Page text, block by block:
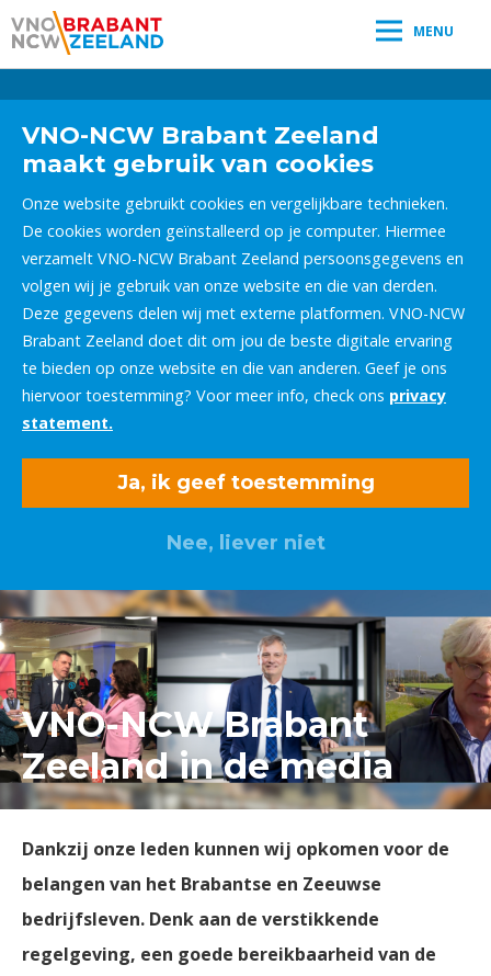
MENU
VNO-NCW Brabant Zeeland
maakt gebruik van cookies
Onze website gebruikt cookies en vergelijkbare technieken.
De cookies worden geïnstalleerd op je computer. Hiermee
verzamelt VNO-NCW Brabant Zeeland persoonsgegevens en
volgen wij je gebruik van onze website en die van derden.
Deze gegevens delen wij met externe platformen. VNO-NCW
Brabant Zeeland doet dit om jou de beste digitale ervaring
te bieden op onze website en die van anderen. Geef je ons
hiervoor toestemming? Voor meer info, check ons privacy
statement.
Ja, ik geef toestemming
Nee, liever niet
Lid worden? Klik hier
VNO-NCW Brabant
Zeeland in de media
Dankzij onze leden kunnen wij opkomen voor de
belangen van het Brabantse en Zeeuwse
bedrijfsleven. Denk aan de verstikkende
regelgeving, een goede bereikbaarheid van de